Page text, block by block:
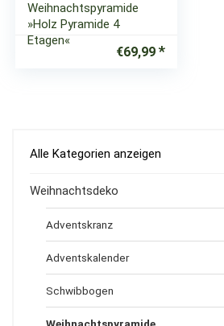
Weihnachtspyramide
»Holz Pyramide 4
Etagen«
€69,99
Alle Kategorien anzeigen
Weihnachtsdeko
Adventskranz
Adventskalender
Schwibbogen